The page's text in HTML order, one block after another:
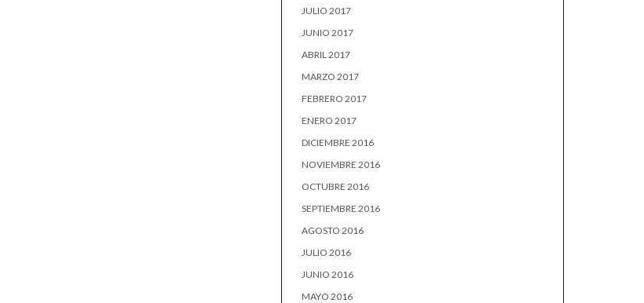
JULIO 2017
JUNIO 2017
ABRIL 2017
MARZO 2017
FEBRERO 2017
ENERO 2017
DICIEMBRE 2016
NOVIEMBRE 2016
OCTUBRE 2016
SEPTIEMBRE 2016
AGOSTO 2016
JULIO 2016
JUNIO 2016
MAYO 2016